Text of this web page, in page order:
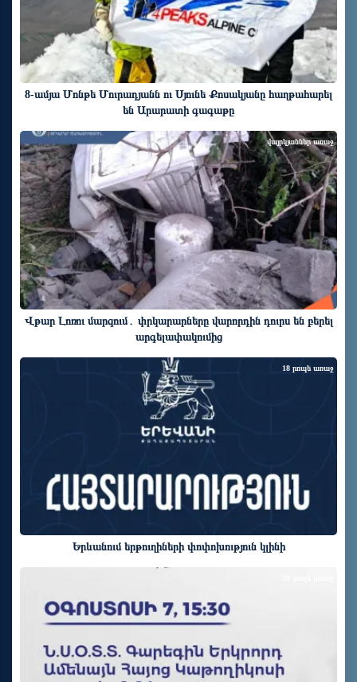
8-ամյա Մոնթե Մուրադյանն ու Սյունե Քոսակյանը հաղթահարել
են Արարատի գագաթը
Վթար Լոռու մարզում․ փրկարարները վարորդին դուրս են բերել
արգելափակումից
վայրկյաններ առաջ
Երևանում երթուղիների փոփոխություն կլինի
18 րոպե առաջ